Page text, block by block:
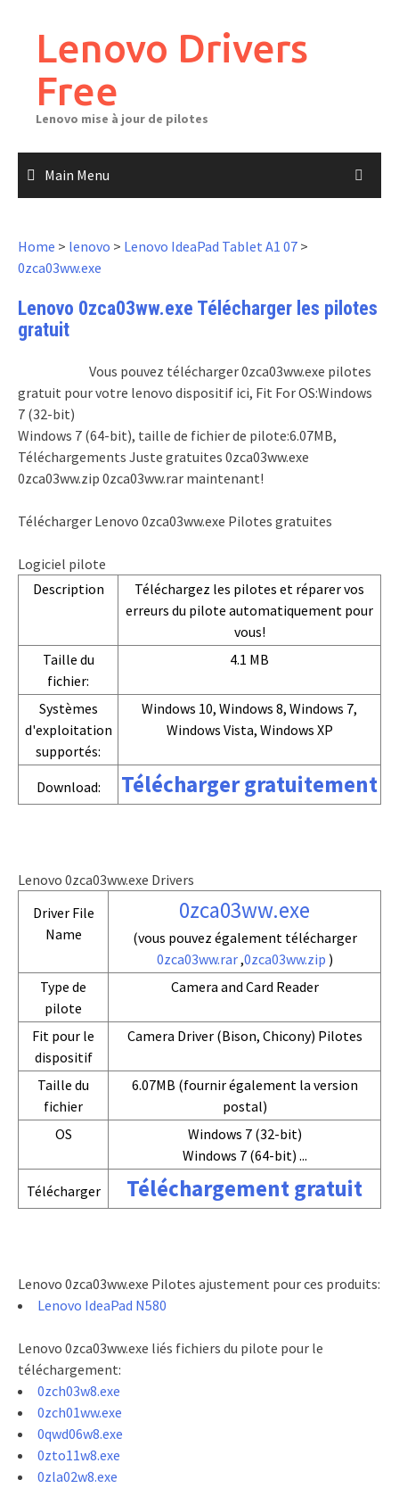
contentLenovo Drivers
Free
Lenovo mise à jour de pilotes
Main Menu
Home > lenovo > Lenovo IdeaPad Tablet A1 07 >
0zca03ww.exe
Lenovo 0zca03ww.exe Télécharger les pilotes
gratuit
Vous pouvez télécharger 0zca03ww.exe pilotes
gratuit pour votre lenovo dispositif ici, Fit For OS:Windows
7 (32-bit)
Windows 7 (64-bit), taille de fichier de pilote:6.07MB,
Téléchargements Juste gratuites 0zca03ww.exe
0zca03ww.zip 0zca03ww.rar maintenant!
Télécharger Lenovo 0zca03ww.exe Pilotes gratuites
Logiciel pilote
Description
Téléchargez les pilotes et réparer vos
erreurs du pilote automatiquement pour
vous!
Taille du
fichier:
4.1 MB
Systèmes
d'exploitation
supportés:
Windows 10, Windows 8, Windows 7,
Windows Vista, Windows XP
Download: Télécharger gratuitement
Lenovo 0zca03ww.exe Drivers
Driver File
Name
0zca03ww.exe
(vous pouvez également télécharger
0zca03ww.rar,0zca03ww.zip )
Type de
pilote
Camera and Card Reader
Fit pour le
dispositif
Camera Driver (Bison, Chicony) Pilotes
Taille du
fichier
6.07MB (fournir également la version
postal)
OS
Windows 7 (32-bit)
Windows 7 (64-bit) ...
Télécharger
Téléchargement gratuit
Lenovo 0zca03ww.exe Pilotes ajustement pour ces produits:
Lenovo IdeaPad N580
Lenovo 0zca03ww.exe liés fichiers du pilote pour le
téléchargement:
0zch03w8.exe
0zch01ww.exe
0qwd06w8.exe
0zto11w8.exe
0zla02w8.exe